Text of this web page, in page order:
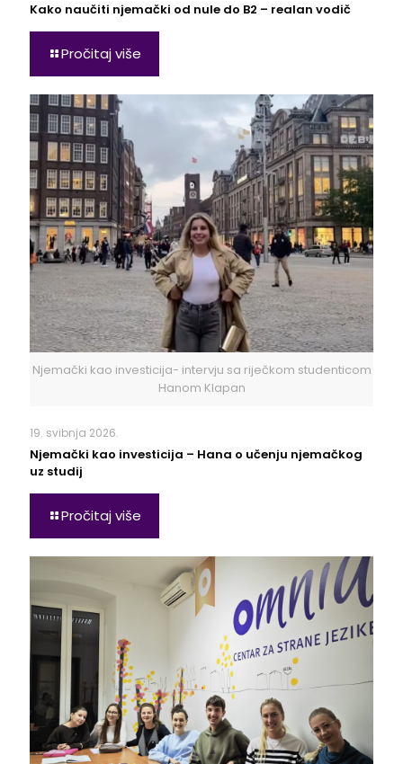
Kako naučiti njemački od nule do B2 – realan vodič
Pročitaj više
Njemački kao investicija- intervju sa riječkom studenticom
Hanom Klapan
19. svibnja 2026.
Njemački kao investicija – Hana o učenju njemačkog
uz studij
Pročitaj više